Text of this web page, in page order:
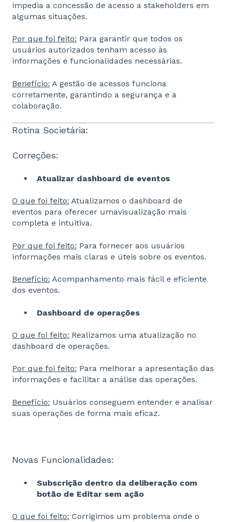
impedia a concessão de acesso a stakeholders em
algumas situações.
Por que foi feito: Para garantir que todos os
usuários autorizados tenham acesso às
informações e funcionalidades necessárias.
Benefício: A gestão de acessos funciona
corretamente, garantindo a segurança e a
colaboração.
Rotina Societária:
Correções:
Atualizar dashboard de eventos
O que foi feito: Atualizamos o dashboard de
eventos para oferecer umavisualização mais
completa e intuitiva.
Por que foi feito: Para fornecer aos usuários
informações mais claras e úteis sobre os eventos.
Benefício: Acompanhamento mais fácil e eficiente
dos eventos.
Dashboard de operações
O que foi feito: Realizamos uma atualização no
dashboard de operações.
Por que foi feito: Para melhorar a apresentação das
informações e facilitar a análise das operações.
Benefício: Usuários conseguem entender e analisar
suas operações de forma mais eficaz.
Novas Funcionalidades:
Subscrição dentro da deliberação com
botão de Editar sem ação
O que foi feito: Corrigimos um problema onde o